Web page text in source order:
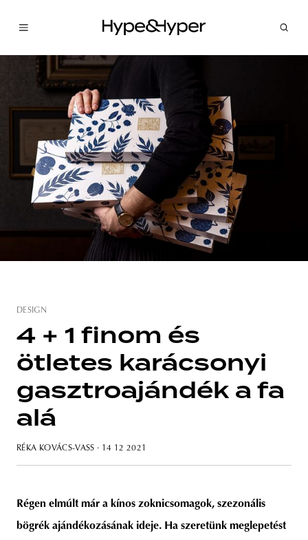
poland branding
DESIGN
4 + 1 finom és
ötletes karácsonyi
gasztroajándék a fa
alá
RÉKA KOVÁCS-VASS · 14 12 2021
Régen elmúlt már a kínos zoknicsomagok, szezonális
bögrék ajándékozásának ideje. Ha szeretünk meglepetést